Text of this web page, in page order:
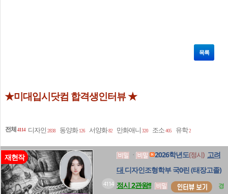
목록
★미대입시닷컴 합격생인터뷰 ★
전체 4114 디자인 2838 동양화 126 서양화82 만화애니 320 조소 405 유학2
재현작
4114
ㆍ 2026학년도(정시) 고려
대 디자인조형학부 국0린 (태장고졸)
정시 2관왕!!
경